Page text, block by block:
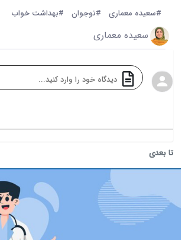
#سعیده معماری #نوجوان #بهداشت خواب
سعیده معماری
تا بعدی